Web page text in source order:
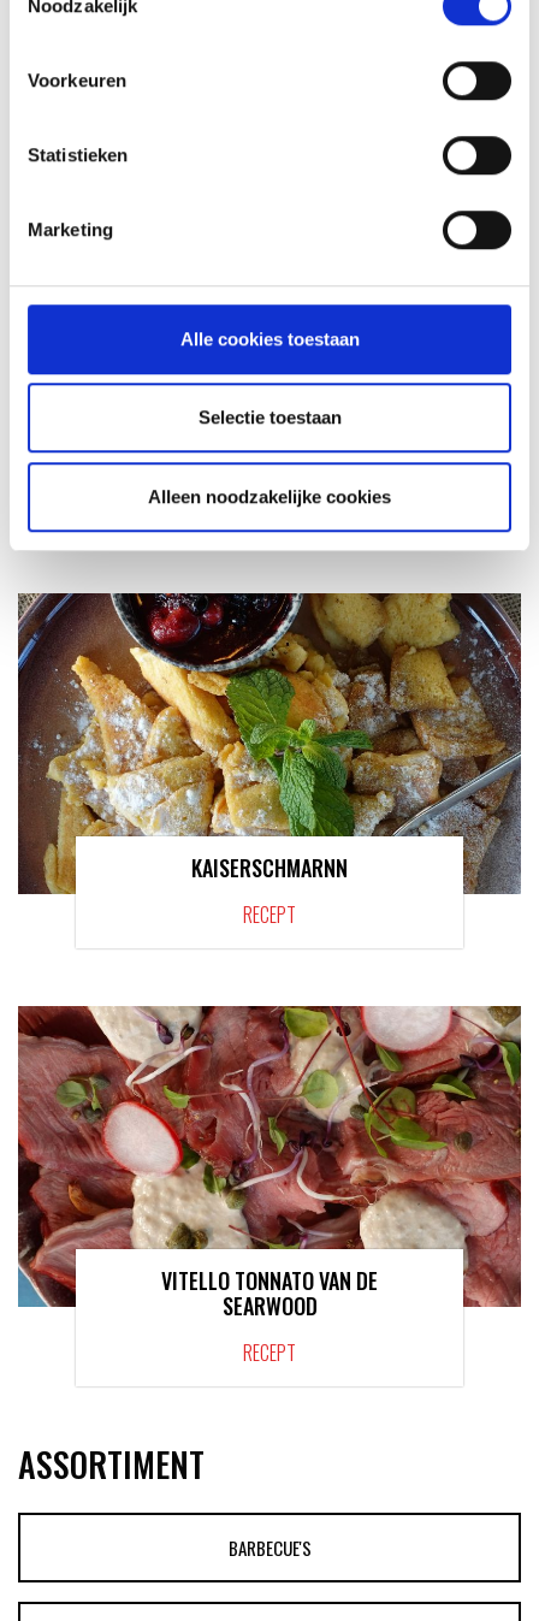
Noodzakelijk
Voorkeuren
Statistieken
Marketing
Alle cookies toestaan
Selectie toestaan
Alleen noodzakelijke cookies
MEER INFORMATIE
SPARE PARTS VOOR JE WEBER
HOUTSKOOL BARBECUE
HOW TO: ONDERHOUD
KAISERSCHMARNN
RECEPT
VITELLO TONNATO VAN DE
SEARWOOD
RECEPT
ASSORTIMENT
BARBECUE'S